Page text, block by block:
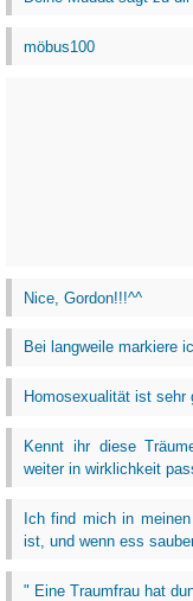
möbus100
Nice, Gordon!!!^^
Bei langweile markiere
Homosexualität ist sehr
Kennt ihr diese
weiter in wirklichkeit
Ich find mich in
ist, und wenn ess
" Eine Traumfrau hat